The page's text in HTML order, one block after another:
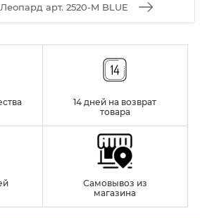
арт. 2520-M BLUE
14 дней на возврат
товара
Самовывоз из
магазина